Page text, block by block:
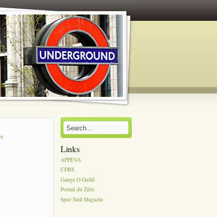
Links
APPEVA
CFBS
Gauge O Guild
Portail du Zéro
Spur Null Magazin